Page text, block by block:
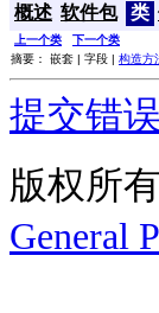
概述 软件包 类
上一个类 下一个类
摘要： 嵌套 | 字段 | 构造方
提交错
版权所
General